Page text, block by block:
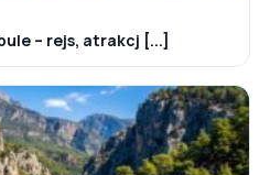
– rejs, atrakcj [...]